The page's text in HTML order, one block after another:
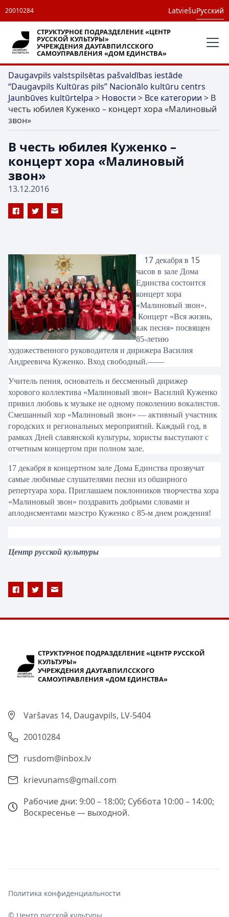
20010284 LatviešuРусский
СТРУКТУРНОЕ ПОДРАЗДЕЛЕНИЕ «ЦЕНТР
РУССКОЙ КУЛЬТУРЫ»
УЧРЕЖДЕНИЯ ДАУГАВПИЛССКОГО
САМОУПРАВЛЕНИЯ «ДОМ ЕДИНСТВА»
Daugavpils valstspilsētas pašvaldības iestāde
“Daugavpils Kultūras pils” Nacionālo kultūru centrs
Jaunbūves kultūrtelpa > Новости > Все категории > В
честь юбилея Куженко – концерт хора «Малиновый
звон»
В честь юбилея Куженко –
концерт хора «Малиновый
звон»
13.12.2016
17 декабря в 15
часов в зале Дома
Единства состоится
концерт хора
«Малиновый звон».
Концерт «Вся жизнь,
как песня» посвящен
85-летию
художественного руководителя и дирижера Василия
Андреевича Куженко. Вход свободный.——
Учитель пения, основатель и бессменный дирижер
хорового коллектива «Малиновый звон» Василий Куженко
привил любовь к музыке не одному поколению вокалистов.
Смешанный хор «Малиновый звон» — активный участник
городских и региональных мероприятий. Каждый год, в
рамках Дней славянской культуры, хористы выступают с
отчетным концертом при полном зале.
17 декабря в концертном зале Дома Единства прозвучат
самые любимые слушателями песни из обширного
репертуара хора. Приглашаем поклонников творчества хора
«Малиновый звон» поздравить добрыми словами и
аплодисментами маэстро Куженко с 85-м днем рождения!
Центр русской культуры
СТРУКТУРНОЕ ПОДРАЗДЕЛЕНИЕ «ЦЕНТР РУССКОЙ
КУЛЬТУРЫ»
УЧРЕЖДЕНИЯ ДАУГАВПИЛССКОГО
САМОУПРАВЛЕНИЯ «ДОМ ЕДИНСТВА»
Varšavas 14, Daugavpils, LV-5404
20010284
rusdom@inbox.lv
krievunams@gmail.com
Рабочие дни: 9:00 – 18:00; Суббота 10:00 – 14:00;
Воскресенье — выходной.
Политика конфиденциальности